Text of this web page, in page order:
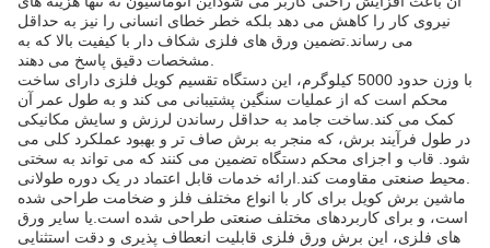
نیروی کار را کاهش می دهد بلکه خطر خطای انسانی را نیز به حداقل
می رساند.تضمین ورق های فلزی شکاف دار با کیفیت بالا که به
با وزن حدود 5000 کیلوگرم، این دستگاه تقسیم کویل فلزی دارای ساخت
محکم است که از عملیات سنگین پشتیبانی می کند و به طول عمر آن
کمک می کند.ساخت جامد به حداقل رساندن لرزش و سایش مکانیکی
در طول فرآیند برش، که منجر به برش صاف تر و بهبود عملکرد کلی می
شود. قاب و اجزای محکم دستگاه تضمین می کنند که می تواند به سختی
ماشین برش کویل برای کار با انواع مختلف فلز و ضخامت طراحی شده
است، و برای کاربردهای مختلف صنعتی طراحی شده است.یا سایر ورق
های فلزی، این برش ورق فلزی قابلیت انعطاف پذیری و دقت استثنایی